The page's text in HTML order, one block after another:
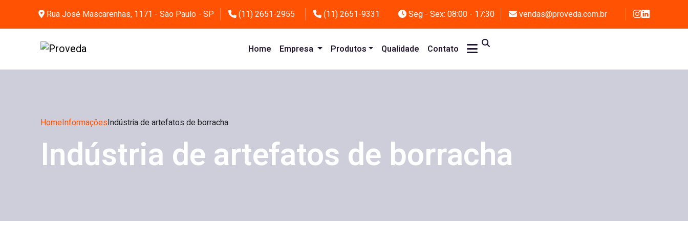
Rua José Mascarenhas, 1171 - São Paulo - SP (11) 2651-2955 (11) 2651-9331 Seg - Sex: 08:00 - 17:30 vendas@proveda.com.br
Home Empresa Produtos Qualidade Contato
HomeInformaçõesIndústria de artefatos de borracha
Indústria de artefatos de borracha